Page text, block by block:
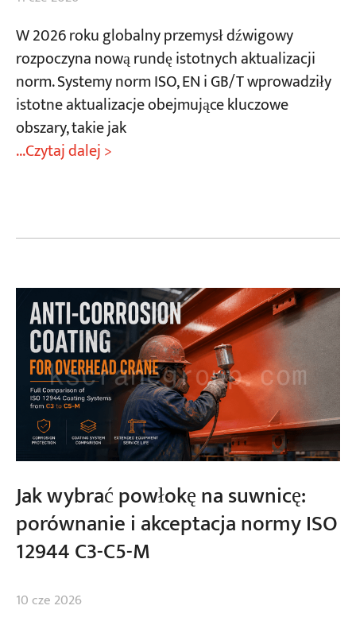
W 2026 roku globalny przemysł dźwigowy
rozpoczyna nową rundę istotnych aktualizacji
norm. Systemy norm ISO, EN i GB/T wprowadziły
istotne aktualizacje obejmujące kluczowe
obszary, takie jak
...Czytaj dalej >
Jak wybrać powłokę na suwnicę:
porównanie i akceptacja normy ISO
12944 C3-C5-M
10 cze 2026